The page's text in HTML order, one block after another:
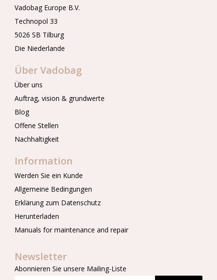
Vadobag Europe B.V.
Technopol 33
5026 SB Tilburg
Die Niederlande
Über Vadobag
Über uns
Auftrag, vision & grundwerte
Blog
Offene Stellen
Nachhaltigkeit
Information
Werden Sie ein Kunde
Allgemeine Bedingungen
Erklärung zum Datenschutz
Herunterladen
Manuals for maintenance and repair
Newsletter
Abonnieren Sie unsere Mailing-Liste